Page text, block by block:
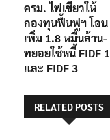
เรื่อง
post:
ครม. ไฟเขียวให้
กองทุนฟื้นฟูฯ โอน
เพิ่ม 1.8 หมื่นล้าน-
ทยอยใช้หนี้ FIDF 1
และ FIDF 3
RELATED POSTS